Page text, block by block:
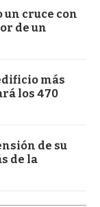
un cruce con
de un
más
los 470
de su
de la